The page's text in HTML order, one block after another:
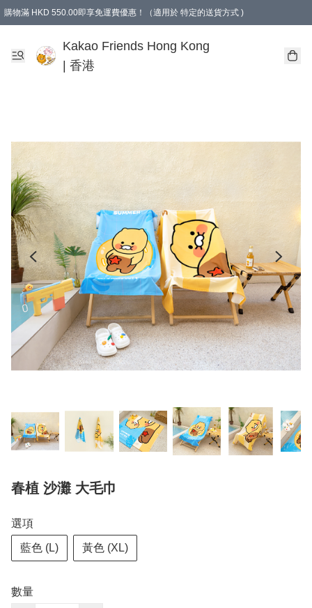
購物滿 HKD 550.00即享免運費優惠！（適用於 特定的送貨方式 )
Kakao Friends Hong Kong
| 香港
春植 沙灘 大毛巾
選項
藍色 (L) 黃色 (XL)
數量